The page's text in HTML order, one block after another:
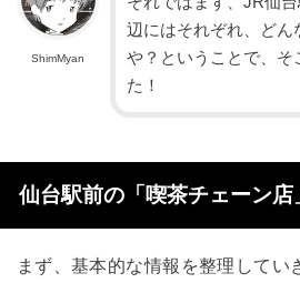
ShimMyan
辺にはそれぞれ、どん
や？ということで、そ
た！
仙台駅前の「喫茶チェーン店
まず、基本的な情報を整理してい